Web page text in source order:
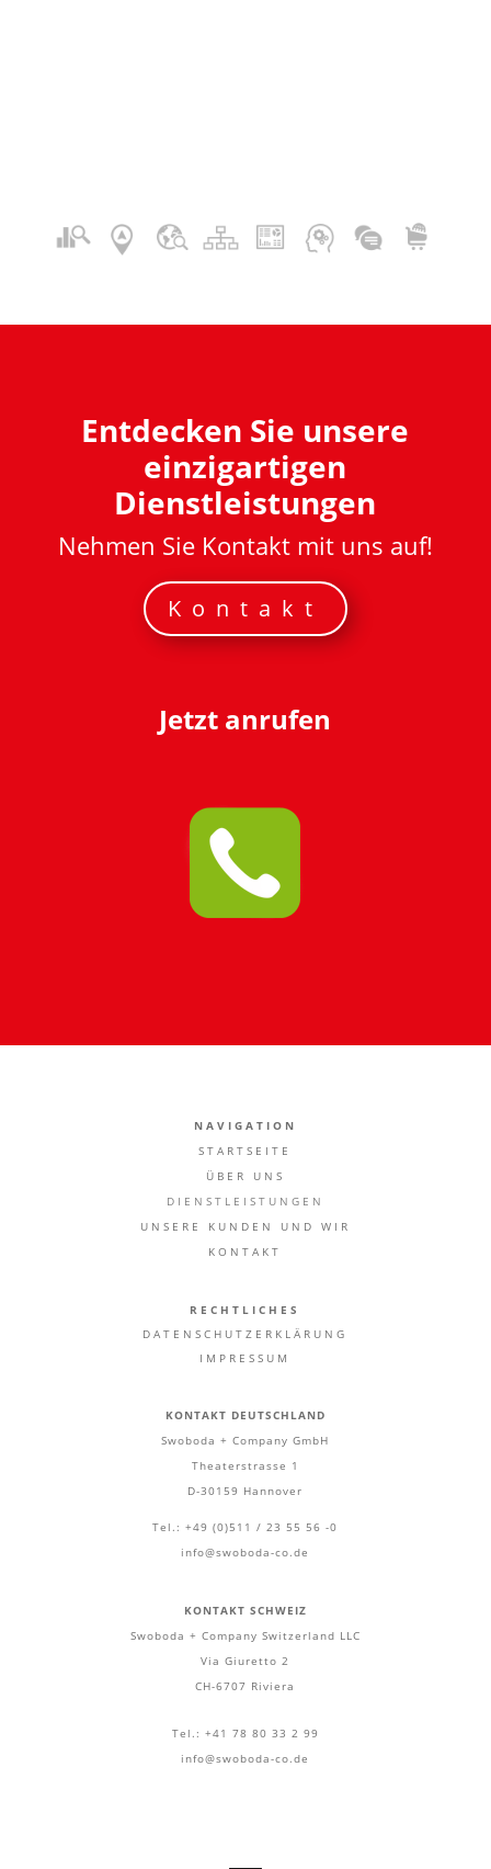
Entdecken Sie unsere
einzigartigen
Dienstleistungen
Nehmen Sie Kontakt mit uns auf!
Kontakt
Jetzt anrufen
NAVIGATION
STARTSEITE
ÜBER UNS
DIENSTLEISTUNGEN
UNSERE KUNDEN UND WIR
KONTAKT
RECHTLICHES
DATENSCHUTZERKLÄRUNG
IMPRESSUM
KONTAKT DEUTSCHLAND
Swoboda + Company GmbH
Theaterstrasse 1
D-30159 Hannover
Tel.: +49 (0)511 / 23 55 56 -0
info@swoboda-co.de
KONTAKT SCHWEIZ
Swoboda + Company Switzerland LLC
Via Giuretto 2
CH-6707 Riviera
Tel.: +41 78 80 33 2 99
info@swoboda-co.de